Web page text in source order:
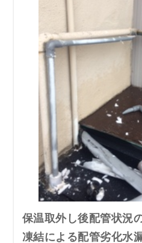
保温取外し後配管状況
凍結による配管劣化水